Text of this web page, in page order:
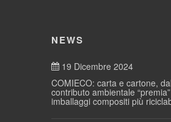
NEWS
19 Dicembre 2024
COMIECO: carta e cartone,
contributo ambientale
imballaggi compositi più